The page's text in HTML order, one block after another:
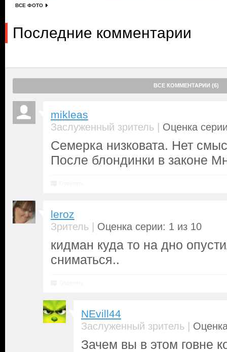
ВСЕ ФОТО
Последние комментарии
ВСЕ КОММЕНТАРИИ (6)
mikleas
Заслуженный зритель | Оценка
Семерка низковата. Нет
После блондинки в законе
leroz
Зритель | Оценка серии: 1 из 10
кидман куда то на дно
сниматься..
NEvill44
Заслуженный зритель |
Зачем вы в этом говне